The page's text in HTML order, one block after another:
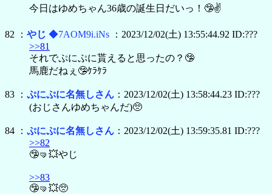
今日はゆめちゃん36歳の誕生日だいっ！🤥✌
82 ： やじ ◆7AOM9i.iNs
：2023/12/02(土) 13:55:44.92 ID:???
>>81
それでぷにぷに貰えると思ったの？🤥
馬鹿だねぇ🤥ｹﾗｹﾗ
83 ： ぷにぷに名無しさん ：2023/12/02(土) 13:58:44.23 ID:???
(おじさんゆめちゃんだ)🥺
84 ： ぷにぷに名無しさん ：2023/12/02(土) 13:59:35.81 ID:???
>>82
🤥🤜💥やじ
>>83
🤥🤜💥🥺